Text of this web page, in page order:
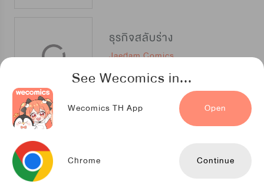
See Wecomics in...
Wecomics TH App Open
Chrome Continue
ธุรกิจสลับร่าง
Jaedam Comics
FATHER? เธอท้องกับใคร